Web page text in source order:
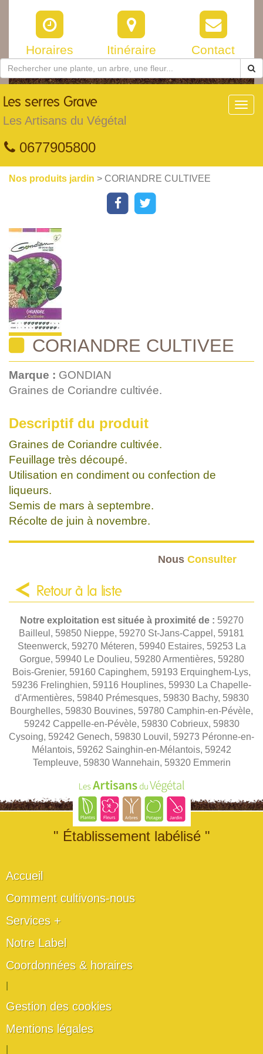
Horaires Itinéraire Contact
Les serres Grave
Les Artisans du Végétal
0677905800
Nos produits jardin > CORIANDRE CULTIVEE
CORIANDRE CULTIVEE
Marque : GONDIAN
Graines de Coriandre cultivée.
Descriptif du produit
Graines de Coriandre cultivée.
Feuillage très découpé.
Utilisation en condiment ou confection de
liqueurs.
Semis de mars à septembre.
Récolte de juin à novembre.
Nous Consulter
Retour à la liste
Notre exploitation est située à proximité de : 59270
Bailleul, 59850 Nieppe, 59270 St-Jans-Cappel, 59181
Steenwerck, 59270 Méteren, 59940 Estaires, 59253 La
Gorgue, 59940 Le Doulieu, 59280 Armentières, 59280
Bois-Grenier, 59160 Capinghem, 59193 Erquinghem-Lys,
59236 Frelinghien, 59116 Houplines, 59930 La Chapelle-
d'Armentières, 59840 Prémesques, 59830 Bachy, 59830
Bourghelles, 59830 Bouvines, 59780 Camphin-en-Pévèle,
59242 Cappelle-en-Pévèle, 59830 Cobrieux, 59830
Cysoing, 59242 Genech, 59830 Louvil, 59273 Péronne-en-
Mélantois, 59262 Sainghin-en-Mélantois, 59242
Templeuve, 59830 Wannehain, 59320 Emmerin
" Établissement labélisé "
Accueil
Comment cultivons-nous
Services +
Notre Label
Coordonnées & horaires
Gestion des cookies
Mentions légales